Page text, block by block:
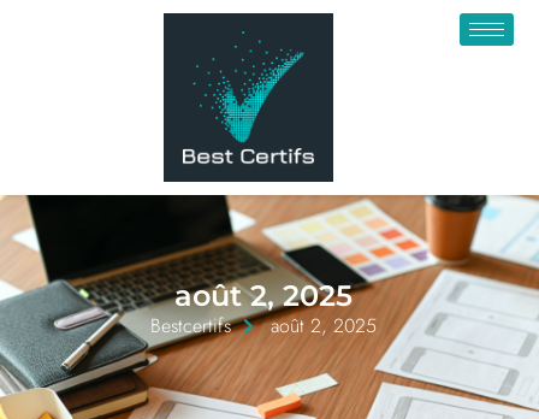
août 2, 2025
Bestcertifs août 2, 2025